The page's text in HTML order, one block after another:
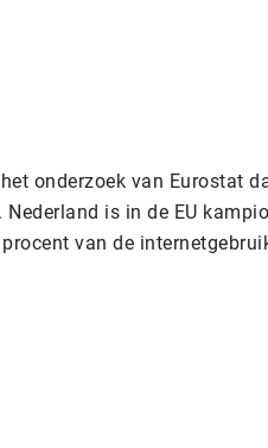
onderzoek van Eurostat
is in de EU
van de